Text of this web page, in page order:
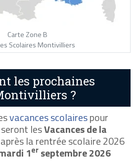
Carte Zone B
Scolaires Montivilliers
les prochaines
?
vacances scolairespour
lesVacances de la
la rentrée scolaire 2026
1er septembre 2026